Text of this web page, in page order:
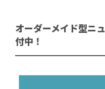
オーダーメイド型ニ
付中！